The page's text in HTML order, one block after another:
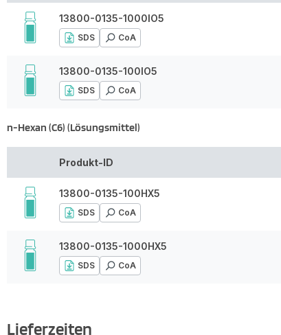
13800-0135-1000IO5
SDS CoA
13800-0135-100IO5
SDS CoA
n-Hexan (C6) (Lösungsmittel)
Produkt-ID
13800-0135-100HX5
SDS CoA
13800-0135-1000HX5
SDS CoA
Lieferzeiten